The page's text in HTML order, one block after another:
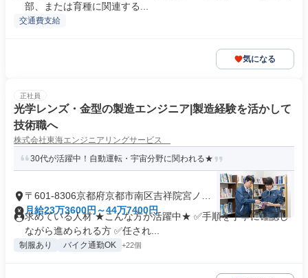
部、または育種に関連する...
交通費支給
気になる
正社員
光学レンズ・金型の製造エンジニア|製造経験を活かして
技術職へ
株式会社東海エンジニアリングサービス
30代が活躍中！自動運転・宇宙分野に関われる★
〒601-8306京都府京都市南区吉祥院宮ノ西
町
月給23万3600円～44万7400円
求めている人材 ★こんな方が活躍中★ ✅手順を丁寧に確認し
ながら進められる方 ✅任され...
制服あり バイク通勤OK +22個